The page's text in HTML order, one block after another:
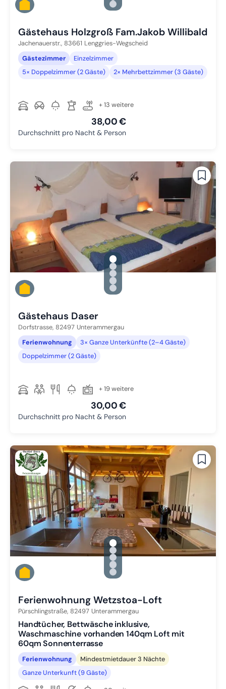
Zu Slide 4 wechseln
Zu Slide 5 wechseln
Gästehaus Holzgroß Fam.Jakob Willibald
Jachenauerstr., 83661 Lenggries-Wegscheid
Gästezimmer
Einzelzimmer
5× Doppelzimmer (2 Gäste)
2× Mehrbettzimmer (3 Gäste)
+ 13 weitere
38,00 €
Durchschnitt pro Nacht & Person
gallery.slide_selector
Zu Slide 1 wechseln
Zu Slide 2 wechseln
Zu Slide 3 wechseln
Zu Slide 4 wechseln
Zu Slide 5 wechseln
Gästehaus Daser
Dorfstrasse, 82497 Unterammergau
Ferienwohnung
3× Ganze Unterkünfte (2–4 Gäste)
Doppelzimmer (2 Gäste)
+ 19 weitere
30,00 €
Durchschnitt pro Nacht & Person
gallery.slide_selector
Zu Slide 1 wechseln
Zu Slide 2 wechseln
Zu Slide 3 wechseln
Zu Slide 4 wechseln
Zu Slide 5 wechseln
Ferienwohnung Wetzstoa-Loft
Pürschlingstraße, 82497 Unterammergau
Handtücher, Bettwäsche inklusive,
Waschmaschine vorhanden 140qm Loft mit
60qm Sonnenterrasse
Ferienwohnung
Mindestmietdauer 3 Nächte
Ganze Unterkunft (9 Gäste)